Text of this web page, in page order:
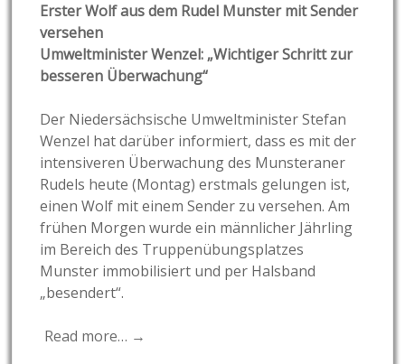
Erster Wolf aus dem Rudel Munster mit Sender
versehen
Umweltminister Wenzel: „Wichtiger Schritt zur
besseren Überwachung“
Der Niedersächsische Umweltminister Stefan
Wenzel hat darüber informiert, dass es mit der
intensiveren Überwachung des Munsteraner
Rudels heute (Montag) erstmals gelungen ist,
einen Wolf mit einem Sender zu versehen. Am
frühen Morgen wurde ein männlicher Jährling
im Bereich des Truppenübungsplatzes
Munster immobilisiert und per Halsband
„besendert“.
Read more… →